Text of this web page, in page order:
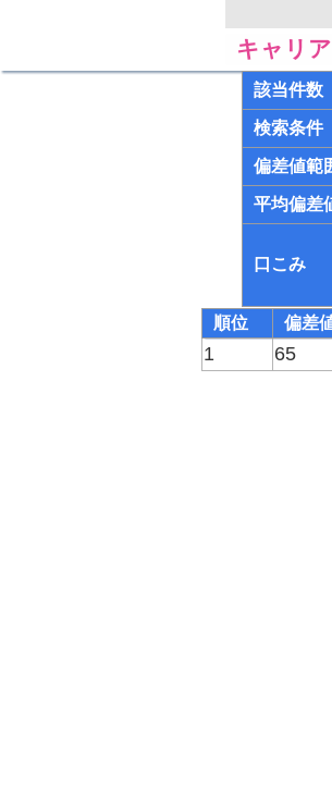
キャリ
該当件数
検索条件
偏差値範
平均偏差
口こみ
順位 偏差
1 65